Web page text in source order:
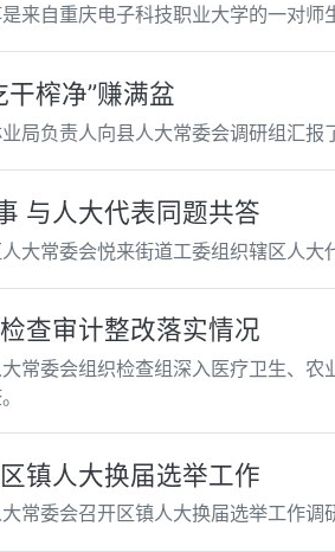
来自重庆电子科技职业大学的一对
干榨净”赚满盆
局负责人向县人大常委会调研组汇
与人大代表同题共答
大常委会悦来街道工委组织辖区人
查审计整改落实情况
常委会组织检查组深入医疗卫生、
镇人大换届选举工作
常委会召开区镇人大换届选举工作